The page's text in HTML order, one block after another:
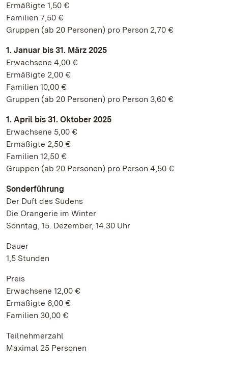
Ermäßigte 1,50 €
Familien 7,50 €
Gruppen (ab 20 Personen) pro Person 2,70 €
1. Januar bis 31. März 2025
Erwachsene 4,00 €
Ermäßigte 2,00 €
Familien 10,00 €
Gruppen (ab 20 Personen) pro Person 3,60 €
1. April bis 31. Oktober 2025
Erwachsene 5,00 €
Ermäßigte 2,50 €
Familien 12,50 €
Gruppen (ab 20 Personen) pro Person 4,50 €
Sonderführung
Der Duft des Südens
Die Orangerie im Winter
Sonntag, 15. Dezember, 14.30 Uhr
Dauer
1,5 Stunden
Preis
Erwachsene 12,00 €
Ermäßigte 6,00 €
Familien 30,00 €
Teilnehmerzahl
Maximal 25 Personen